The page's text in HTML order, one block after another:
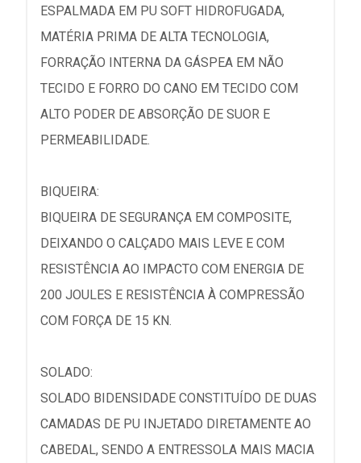
ESPALMADA EM PU SOFT HIDROFUGADA,
MATÉRIA PRIMA DE ALTA TECNOLOGIA,
FORRAÇÃO INTERNA DA GÁSPEA EM NÃO
TECIDO E FORRO DO CANO EM TECIDO COM
ALTO PODER DE ABSORÇÃO DE SUOR E
PERMEABILIDADE.
BIQUEIRA:
BIQUEIRA DE SEGURANÇA EM COMPOSITE,
DEIXANDO O CALÇADO MAIS LEVE E COM
RESISTÊNCIA AO IMPACTO COM ENERGIA DE
200 JOULES E RESISTÊNCIA À COMPRESSÃO
COM FORÇA DE 15 KN.
SOLADO:
SOLADO BIDENSIDADE CONSTITUÍDO DE DUAS
CAMADAS DE PU INJETADO DIRETAMENTE AO
CABEDAL, SENDO A ENTRESSOLA MAIS MACIA